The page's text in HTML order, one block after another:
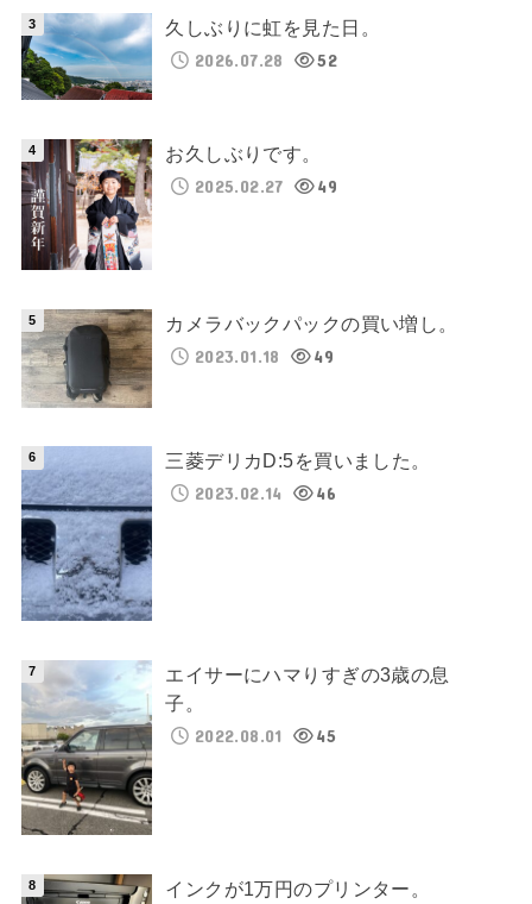
久しぶりに虹を見た日。
2026.07.28
52
お久しぶりです。
2025.02.27
49
カメラバックパックの買い増し。
2023.01.18
49
三菱デリカD:5を買いました。
2023.02.14
46
エイサーにハマりすぎの3歳の息
子。
2022.08.01
45
インクが1万円のプリンター。